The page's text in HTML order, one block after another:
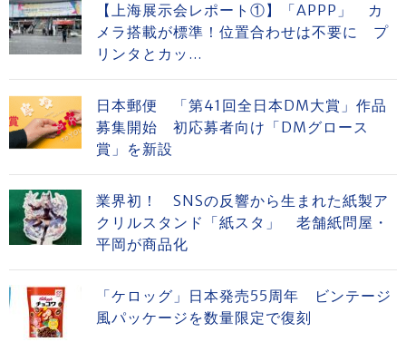
【上海展示会レポート①】「APPP」 カ
メラ搭載が標準！位置合わせは不要に プ
リンタとカッ...
日本郵便 「第41回全日本DM大賞」作品
募集開始 初応募者向け「DMグロース
賞」を新設
業界初！ SNSの反響から生まれた紙製ア
クリルスタンド「紙スタ」 老舗紙問屋・
平岡が商品化
「ケロッグ」日本発売55周年 ビンテージ
風パッケージを数量限定で復刻